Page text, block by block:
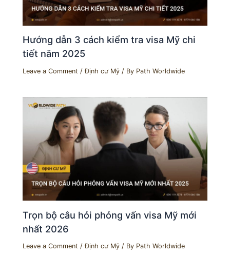
Hướng dẫn 3 cách kiểm tra visa Mỹ chi
tiết năm 2025
Leave a Comment /Định cư Mỹ / By Path Worldwide
Trọn bộ câu hỏi phỏng vấn visa Mỹ mới
nhất 2026
Leave a Comment /Định cư Mỹ / By Path Worldwide